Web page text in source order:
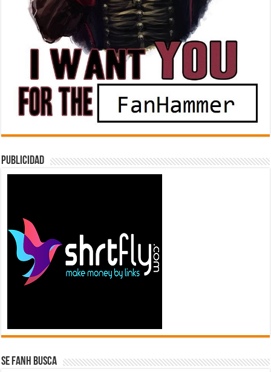
Publicidad
Se FanH Busca